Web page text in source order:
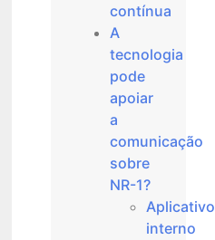
contínua
A
tecnologia
pode
apoiar
a
comunicação
sobre
NR-1?
Aplicativo
interno